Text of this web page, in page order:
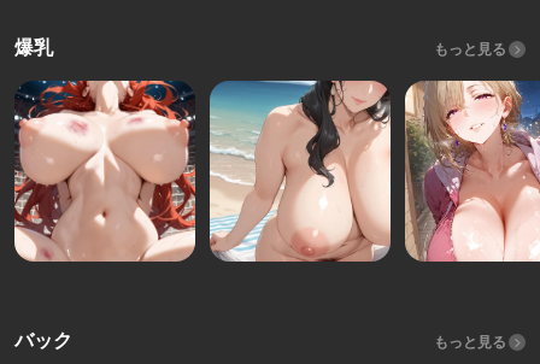
爆乳 もっと見る
バック もっと見る